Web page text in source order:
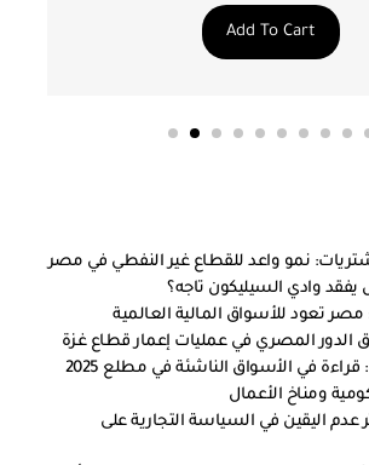
Add To Cart
نمو واعد للقطاع غير النفطي في مصر
مصر تعود للأسواق المالية العالمية
الدور المصري في عمليات إعمار قطاع غزة
في الأسواق الناشئة في مطلع 2025
ومناخ الأعمال
اليقين في السياسة التجارية على